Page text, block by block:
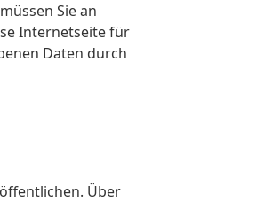
Sie an
Internetseite für
Daten durch
Über